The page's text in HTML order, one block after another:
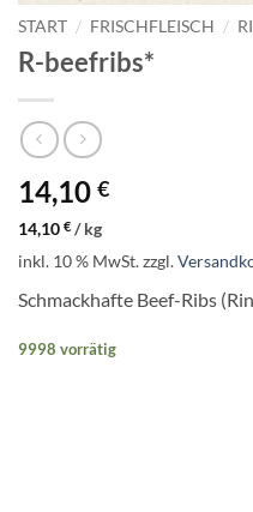
START / FRISCHFLEISCH /
R-beefribs*
14,10 €
14,10 € /kg
inkl. 10 % MwSt.zzgl.
Schmackhafte Beef-Ribs
9998 vorrätig